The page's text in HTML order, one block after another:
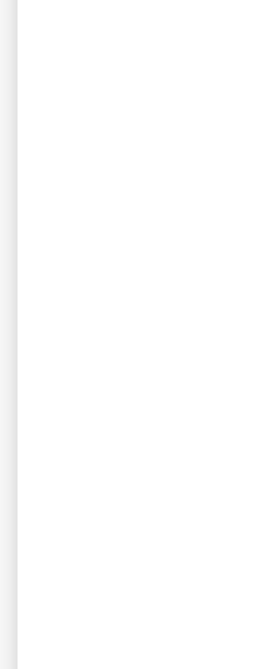
Ce médicament
framboise.
vous avez des
allergiques à
EN CAS DE DOUTE, IL
DEMANDER L'AVIS DE
Autres
POUR CENT SANS
Informez votre
vous prenez, avez
pourriez prendre
HELICIDINE 10
sirop édulcoré avec
Si vous êtes
vous pensez être
grossesse,
médecin ou
Ce médicament doit
prudence pendant la